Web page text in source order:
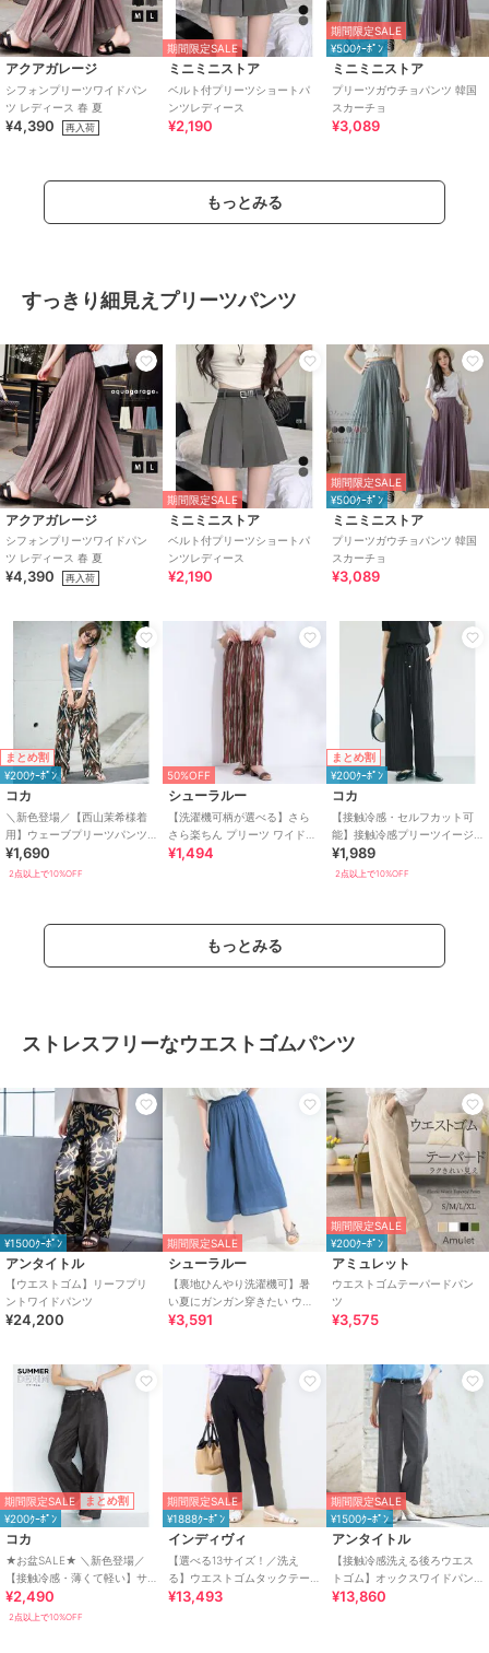
アクアガレージ
シフォンプリーツワイドパン
ツ レディース 春 夏
¥4,390 再入荷
期間限定SALE
ミニミニストア
ベルト付プリーツショートパ
ンツレディース
¥2,190
期間限定SALE
¥500ｸｰﾎﾟﾝ
ミニミニストア
プリーツガウチョパンツ 韓国
スカーチョ
¥3,089
もっとみる
すっきり細見えプリーツパンツ
アクアガレージ
シフォンプリーツワイドパン
ツ レディース 春 夏
¥4,390 再入荷
期間限定SALE
ミニミニストア
ベルト付プリーツショートパ
ンツレディース
¥2,190
期間限定SALE
¥500ｸｰﾎﾟﾝ
ミニミニストア
プリーツガウチョパンツ 韓国
スカーチョ
¥3,089
まとめ割
¥200ｸｰﾎﾟﾝ
コカ
＼新色登場／【西山茉希様着
用】ウェーブプリーツパンツ
全12色 / セルフカット可能
¥1,690
2点以上で10%OFF
50%OFF
シューラルー
【洗濯機可柄が選べる】さら
さら楽ちん プリーツ ワイドパ
ンツ
¥1,494
まとめ割
¥200ｸｰﾎﾟﾝ
コカ
【接触冷感・セルフカット可
能】接触冷感プリーツイージ
ーパンツ 全2色
¥1,989
2点以上で10%OFF
もっとみる
ストレスフリーなウエストゴムパンツ
¥1500ｸｰﾎﾟﾝ
アンタイトル
【ウエストゴム】リーフプリ
ントワイドパンツ
¥24,200
期間限定SALE
シューラルー
【裏地ひんやり洗濯機可】暑
い夏にガンガン穿きたい ウエ
スト総ゴム仕様の楽ちんガウ
¥3,591
期間限定SALE
¥200ｸｰﾎﾟﾝ
アミュレット
ウエストゴムテーパードパン
ツ
¥3,575
期間限定SALE まとめ割
¥200ｸｰﾎﾟﾝ
コカ
★お盆SALE★ ＼新色登場／
【接触冷感・薄くて軽い】サ
マーデニムウエストゴムイー
ジーパンツ 全4色
¥2,490
2点以上で10%OFF
期間限定SALE
¥1888ｸｰﾎﾟﾝ
インディヴィ
【選べる13サイズ！／洗え
る】ウエストゴムタックテー
パード褒められパンツ
¥13,493
期間限定SALE
¥1500ｸｰﾎﾟﾝ
アンタイトル
【接触冷感洗える後ろウエス
トゴム】オックスワイドパン
ツ
¥13,860